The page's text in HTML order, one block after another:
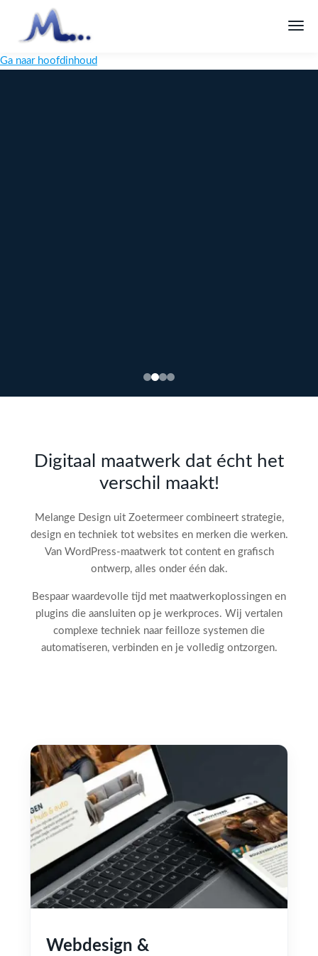
Ga naar hoofdinhoud
de SEO-
audit
Digitaal maatwerk dat écht het
verschil maakt!
Melange Design uit Zoetermeer combineert strategie,
design en techniek tot websites en merken die werken.
Van WordPress-maatwerk tot content en grafisch
ontwerp, alles onder één dak.
Bespaar waardevolle tijd met maatwerkoplossingen en
plugins die aansluiten op je werkproces. Wij vertalen
complexe techniek naar feilloze systemen die
automatiseren, verbinden en je volledig ontzorgen.
Webdesign &